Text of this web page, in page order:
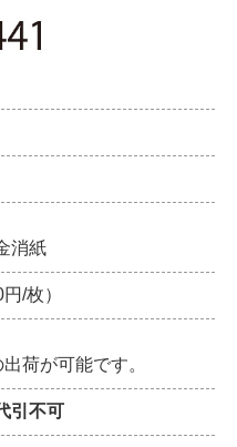
消紙
/枚）
荷が可能です。
引不可